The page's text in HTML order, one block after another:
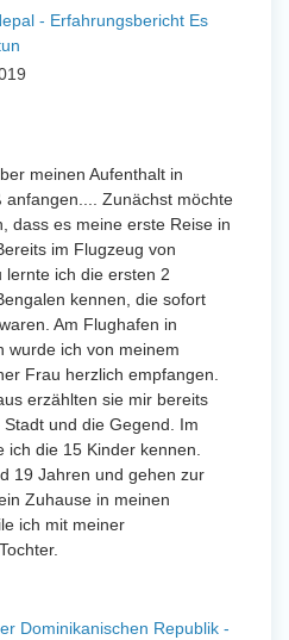
- Erfahrungsbericht Es
meinen Aufenthalt in
anfangen.... Zunächst möchte
dass es meine erste Reise in
im Flugzeug von
lernte ich die ersten 2
kennen, die sofort
Am Flughafen in
wurde ich von meinem
Frau herzlich empfangen.
erzählten sie mir bereits
und die Gegend. Im
die 15 Kinder kennen.
19 Jahren und gehen zur
Zuhause in meinen
ich mit meiner
Dominikanischen Republik -